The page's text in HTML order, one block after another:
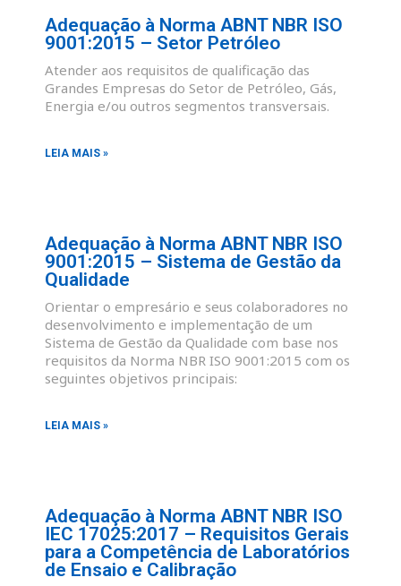
Adequação à Norma ABNT NBR ISO
9001:2015 – Setor Petróleo
Atender aos requisitos de qualificação das
Grandes Empresas do Setor de Petróleo, Gás,
Energia e/ou outros segmentos transversais.
LEIA MAIS »
Adequação à Norma ABNT NBR ISO
9001:2015 – Sistema de Gestão da
Qualidade
Orientar o empresário e seus colaboradores no
desenvolvimento e implementação de um
Sistema de Gestão da Qualidade com base nos
requisitos da Norma NBR ISO 9001:2015 com os
seguintes objetivos principais:
LEIA MAIS »
Adequação à Norma ABNT NBR ISO
IEC 17025:2017 – Requisitos Gerais
para a Competência de Laboratórios
de Ensaio e Calibração